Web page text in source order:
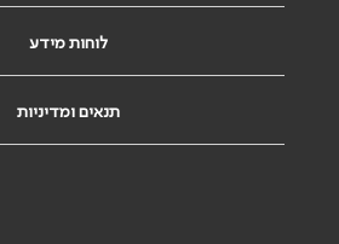
לוחות מידע
תנאים ומדיניות